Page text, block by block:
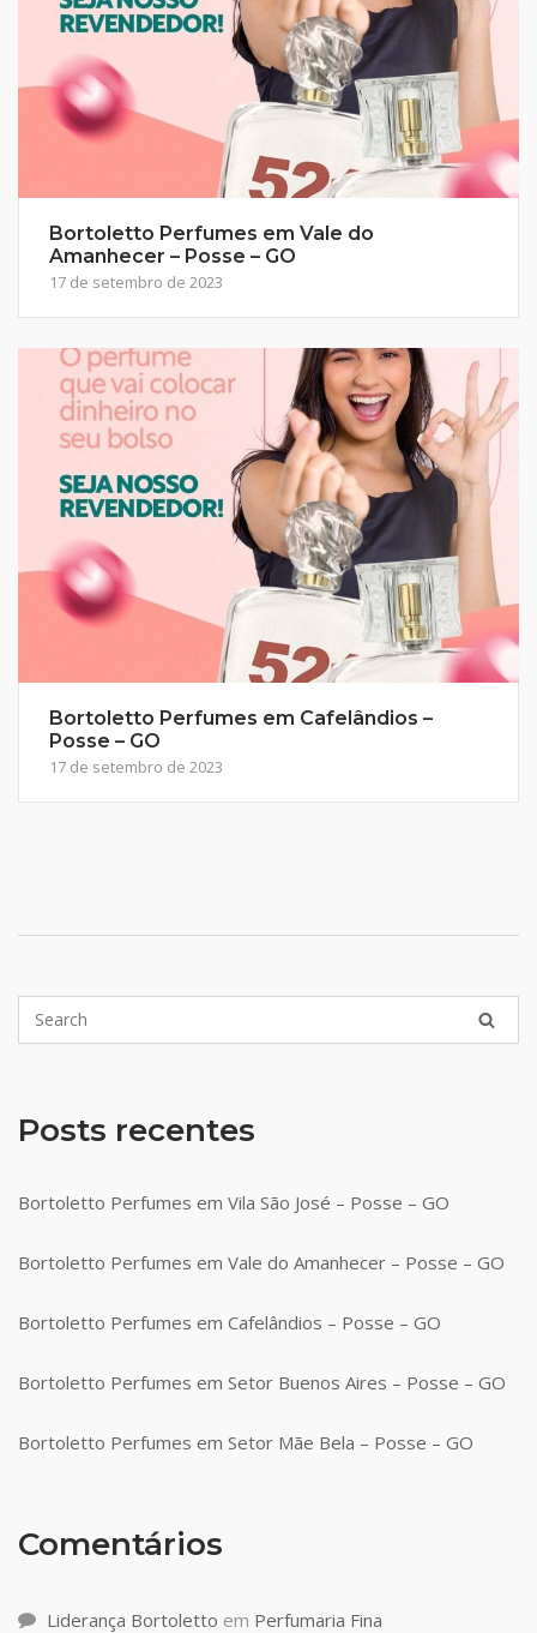
Bortoletto Perfumes em Vale do
Amanhecer – Posse – GO
17 de setembro de 2023
Bortoletto Perfumes em Cafelândios –
Posse – GO
17 de setembro de 2023
Posts recentes
Bortoletto Perfumes em Vila São José – Posse – GO
Bortoletto Perfumes em Vale do Amanhecer – Posse – GO
Bortoletto Perfumes em Cafelândios – Posse – GO
Bortoletto Perfumes em Setor Buenos Aires – Posse – GO
Bortoletto Perfumes em Setor Mãe Bela – Posse – GO
Comentários
Liderança Bortoletto em Perfumaria Fina